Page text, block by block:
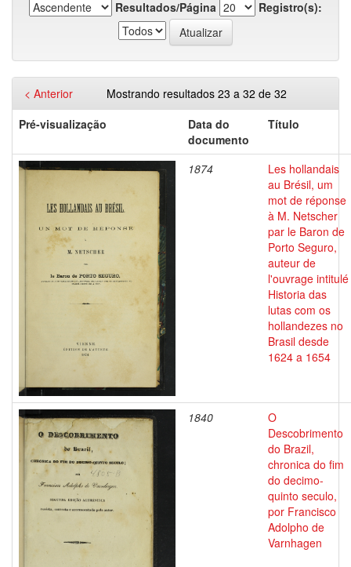
Resultados/Página
Registro(s):
Mostrando resultados 23 a 32 de 32
< Anterior
Pré-visualização
Data do
documento
Título
1874
Les hollandais
au Brésil, um
mot de réponse
à M. Netscher
par le Baron de
Porto Seguro,
auteur de
l'ouvrage intitulé
Historia das
lutas com os
hollandezes no
Brasil desde
1624 a 1654
1840
O
Descobrimento
do Brazil,
chronica do fim
do decimo-
quinto seculo,
por Francisco
Adolpho de
Varnhagen